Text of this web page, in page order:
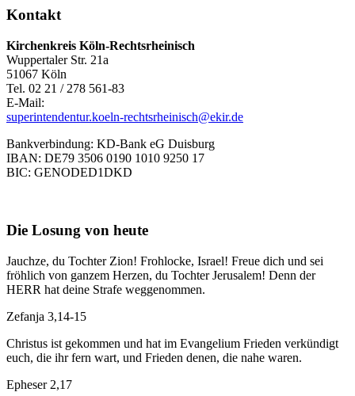
Kontakt
Kirchenkreis Köln-Rechtsrheinisch
Wuppertaler Str. 21a
51067 Köln
Tel. 02 21 / 278 561-83
E-Mail:
superintendentur.koeln-rechtsrheinisch@ekir.de
Bankverbindung: KD-Bank eG Duisburg
IBAN: DE79 3506 0190 1010 9250 17
BIC: GENODED1DKD
Die Losung von heute
Jauchze, du Tochter Zion! Frohlocke, Israel! Freue dich und sei
fröhlich von ganzem Herzen, du Tochter Jerusalem! Denn der
HERR hat deine Strafe weggenommen.
Zefanja 3,14-15
Christus ist gekommen und hat im Evangelium Frieden verkündigt
euch, die ihr fern wart, und Frieden denen, die nahe waren.
Epheser 2,17